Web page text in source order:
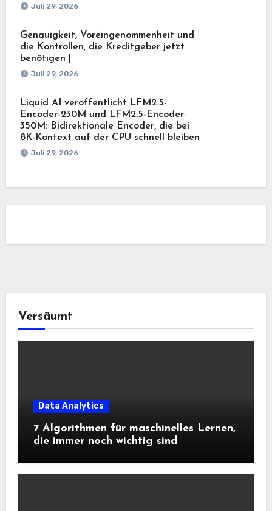
Juli 29, 2026
Genauigkeit, Voreingenommenheit und
die Kontrollen, die Kreditgeber jetzt
benötigen |
Juli 29, 2026
Liquid AI veröffentlicht LFM2.5-
Encoder-230M und LFM2.5-Encoder-
350M: Bidirektionale Encoder, die bei
8K-Kontext auf der CPU schnell bleiben
Juli 29, 2026
Versäumt
Data Analytics
7 Algorithmen für maschinelles Lernen,
die immer noch wichtig sind